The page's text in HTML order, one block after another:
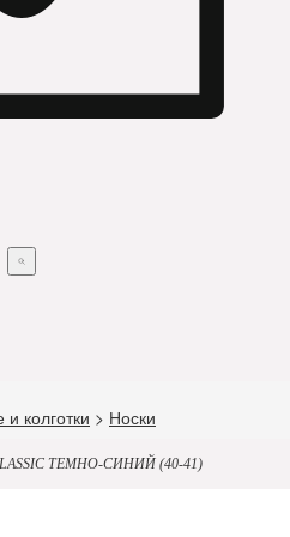
и колготки > Носки
ТЕМНО-СИНИЙ (40-41)